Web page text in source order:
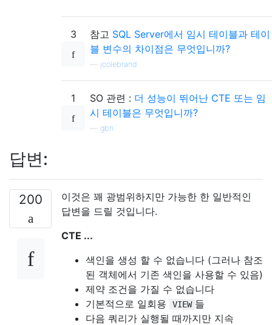
3 참고 SQL Server에서 임시 테이블과 테이
블 변수의 차이점은 무엇입니까?
jcolebrand
1 SO 관련 : 더 성능이 뛰어난 CTE 또는 임
시 테이블은 무엇입니까?
gbn
답변:
200
이것은 꽤 광범위하지만 가능한 한 일반적인
답변을 드릴 것입니다.
CTE ...
색인을 생성 할 수 없습니다 (그러나 참조
된 객체에서 기존 색인을 사용할 수 있음)
제약 조건을 가질 수 없습니다
기본적으로 일회용
VIEW 들
다음 쿼리가 실행될 때까지만 지속